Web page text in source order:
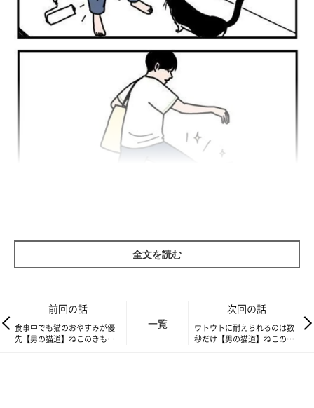
全文を読む
前回の話
食事中でも猫のおやすみが優
先【男の猫道】ねこのきもち
一覧
次回の話
ウトウトに耐えられるのは数
秒だけ【男の猫道】ねこのき